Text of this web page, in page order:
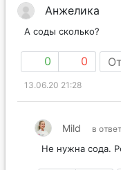
Анжелика
А соды сколько?
0 0
13.06.20 21:28
Mild в ответ
Не нужна сода.